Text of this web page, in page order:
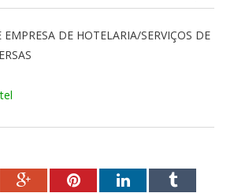
DE HOTELARIA/SERVIÇOS DE
Google+PinterestLinkedInTumblr